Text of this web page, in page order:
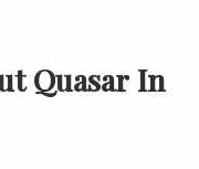
Quasar In